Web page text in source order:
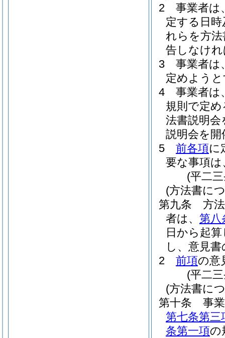
2
事業者は
定する日
れらを方
告しなけ
3
事業者は
定めよう
4
事業者は
規則で定
法書説明
説明会を
5
前各項に
要な事項
(平二
(方法書に
第九条
方
者は、 第八
日から起
し、意見
2
前項の意
(平二
(方法書に
第十条
事
第七条第三
条第一項の